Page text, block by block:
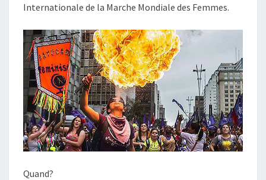
Internationale de la Marche Mondiale des Femmes.
Quand?